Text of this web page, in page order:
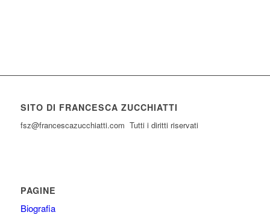
SITO DI FRANCESCA ZUCCHIATTI
fsz@francescazucchiatti.com Tutti i diritti riservati
PAGINE
Biografia